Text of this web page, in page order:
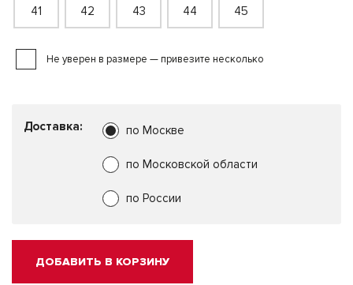
41 42 43 44 45
Не уверен в размере — привезите несколько
Доставка: по Москве
по Московской области
по России
ДОБАВИТЬ В КОРЗИНУ